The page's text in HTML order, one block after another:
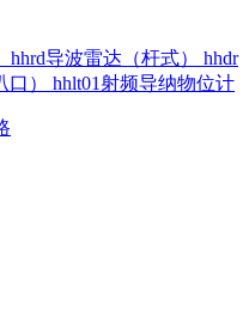
hhrd导波雷达（杆式） hhdr
口） hhlt01射频导纳物位计